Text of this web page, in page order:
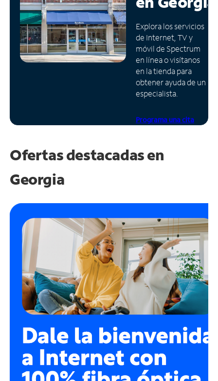
Administrar
cuenta
Encuentra
una
tienda
Explora los servicios
de Internet, TV y
móvil de Spectrum
en línea o visítanos
en la tienda para
obtener ayuda de un
especialista.
Programa una cita
Ofertas destacadas en
Georgia